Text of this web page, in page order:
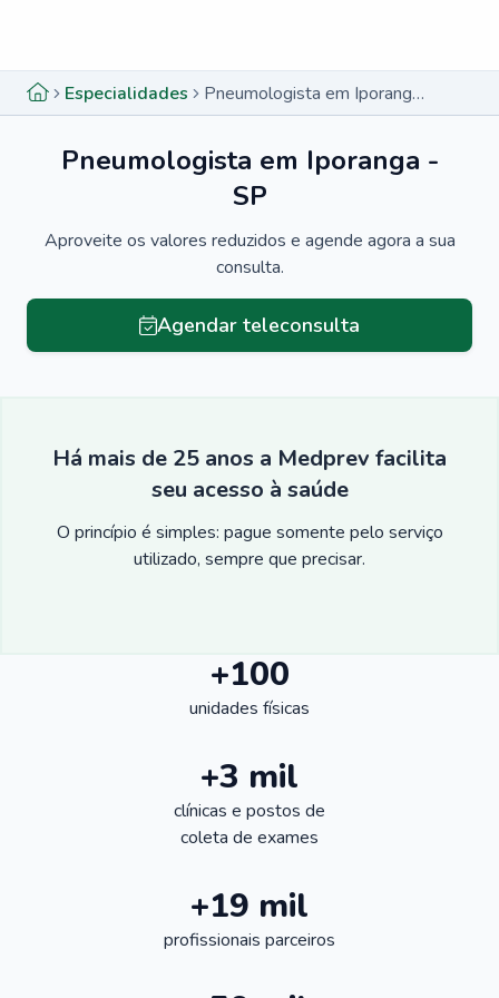
Especialidades Pneumologista em Iporanga - SP
Pneumologista em Iporanga -
SP
Aproveite os valores reduzidos e agende agora a sua
consulta.
Agendar teleconsulta
Há mais de 25 anos a Medprev facilita
seu acesso à saúde
O princípio é simples: pague somente pelo serviço
utilizado, sempre que precisar.
+100
unidades físicas
+3 mil
clínicas e postos de
coleta de exames
+19 mil
profissionais parceiros